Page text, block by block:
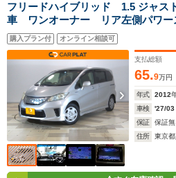
フリードハイブリッド 1.5 ジャス
車 ワンオーナー リア左側パワ
スチャージヘッドライト ETC ス
ズコントロール イクリプスメモリ
ラ フルセグTV DVD/CD VSA
購入プラン付 オンライン相談可
支払総額
65.9万円
年式 2012
車検
'27/03
保証
保証無
住所
東京